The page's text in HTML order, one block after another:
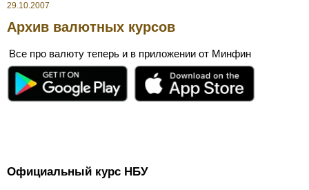
29.10.2007
Архив валютных курсов
Все про валюту теперь и в приложении от Минфин
Официальный курс НБУ